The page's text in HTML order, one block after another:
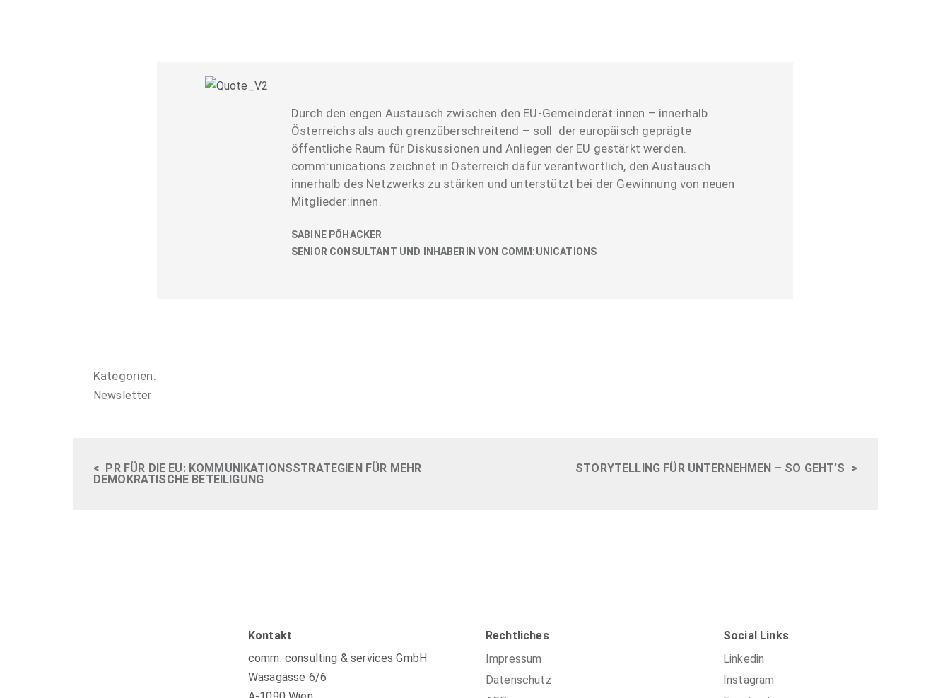
Durch den engen Austausch zwischen den EU-Gemeinderät:innen – innerhalb
Österreichs als auch grenzüberschreitend – soll der europäisch geprägte
öffentliche Raum für Diskussionen und Anliegen der EU gestärkt werden.
comm:unications zeichnet in Österreich dafür verantwortlich, den Austausch
innerhalb des Netzwerks zu stärken und unterstützt bei der Gewinnung von neuen
Mitglieder:innen.
SABINE PÖHACKER
SENIOR CONSULTANT UND INHABERIN VON COMM:UNICATIONS
Kategorien:
Newsletter
< PR FÜR DIE EU: KOMMUNIKATIONSSTRATEGIEN FÜR MEHR
DEMOKRATISCHE BETEILIGUNG
STORYTELLING FÜR UNTERNEHMEN – SO GEHT’S >
Kontakt
comm: consulting & services GmbH
Wasagasse 6/6
Rechtliches
Impressum
Datenschutz
Social Links
Linkedin
Instagram